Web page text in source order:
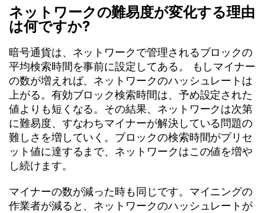
ネットワークの難易度が変化する理由
は何ですか?
暗号通貨は、ネットワークで管理されるブロックの
平均検索時間を事前に設定してある。 もしマイナー
の数が増えれば、ネットワークのハッシュレートは
上がる。有効ブロック検索時間は、予め設定された
値よりも短くなる。その結果、ネットワークは次第
に難易度、すなわちマイナーが解決している問題の
難しさを増していく。ブロックの検索時間がプリセ
ット値に達するまで、ネットワークはこの値を増や
し続けます。
マイナーの数が減った時も同じです。マイニングの
作業者が減ると、ネットワークのハッシュレートが